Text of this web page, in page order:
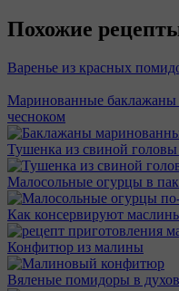
Похожие
Варенье из красных
Маринованные баклажаны
чесноком
Тушенка из свиной
Малосольные огурцы в
Как консервируют
Конфитюр из малины
Вяленые помидоры в